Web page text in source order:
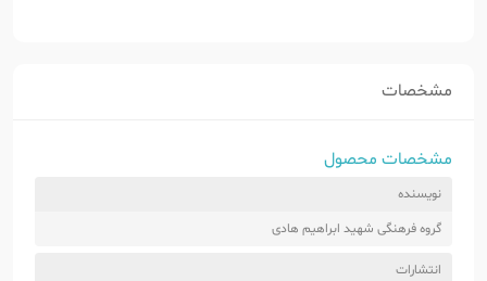
مشخصات
مشخصات محصول
نویسنده
گروه فرهنگی شهید ابراهیم هادی
انتشارات